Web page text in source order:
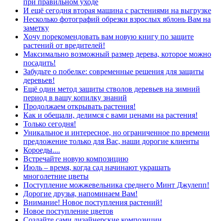
при правильном уходе
И ещё сегодня вторая машина с растениями на выгрузке
Несколько фотографий обрезки взрослых яблонь Вам на
заметку
Хочу порекомендовать вам новую книгу по защите
растений от вредителей!
Максимально возможный размер дерева, которое можно
посадить!
Забудьте о побелке: современные решения для защиты
деревьев!
Ещё один метод защиты стволов деревьев на зимний
период в вашу копилку знаний
Продолжаем открывать растения!
Как и обещали, делимся с вами ценами на растения!
Только сегодня!
Уникальное и интересное, но ограниченное по времени
предложение только для Вас, наши дорогие клиенты
Короеды....
Встречайте новую композицию
Июль – время, когда сад начинают украшать
многолетние цветы
Поступление можжевельника среднего Минт Джулепп!
Дорогие друзья, напоминаем Вам!
Внимание! Новое поступления растений!
Новое поступление цветов